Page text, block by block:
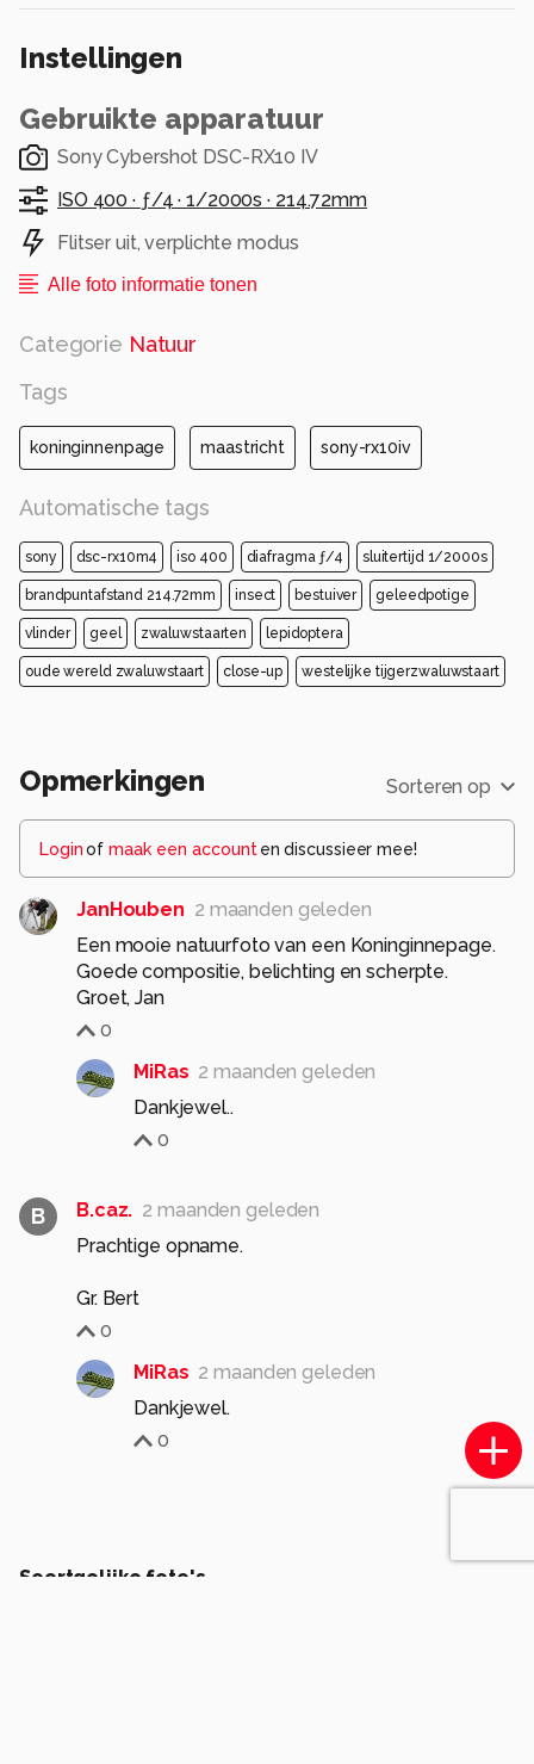
Instellingen
Gebruikte apparatuur
Sony Cybershot DSC-RX10 IV
ISO 400 · ƒ/4 ·1/2000s · 214.72mm
Flitser uit, verplichte modus
Alle foto informatie tonen
Categorie Natuur
Tags
koninginnenpage maastricht sony-rx10iv
Automatische tags
sony dsc-rx10m4 iso 400 diafragma ƒ/4 sluitertijd 1/2000s
brandpuntafstand 214.72mm insect bestuiver geleedpotige
vlinder geel zwaluwstaarten lepidoptera
oude wereld zwaluwstaart close-up westelijke tijgerzwaluwstaart
Opmerkingen Sorteren op
Loginof maak een account en discussieer mee!
JanHouben 2 maanden geleden
Een mooie natuurfoto van een Koninginnepage.
Goede compositie, belichting en scherpte.
Groet, Jan
0
MiRas 2 maanden geleden
Dankjewel..
0
B B.caz. 2 maanden geleden
Prachtige opname.
Gr. Bert
0
MiRas 2 maanden geleden
0
Soortgelijke foto's